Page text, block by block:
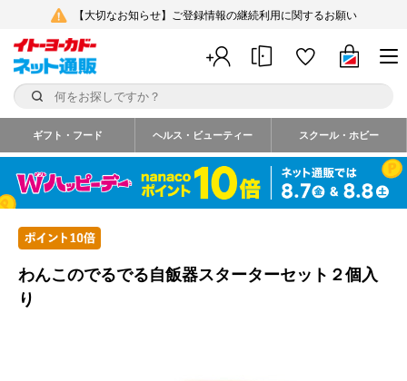
【大切なお知らせ】ご登録情報の継続利用に関するお願い
ギフト・フード ヘルス・ビューティー スクール・ホビー
わんこのでるでる自飯器スターターセット２個入
り